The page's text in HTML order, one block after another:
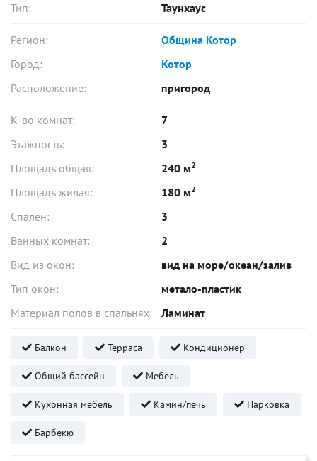
Тип: Таунхаус
Регион:
Община Котор
Город:
Котор
Расположение:
пригород
К-во комнат:
7
Этажность:
3
Площадь общая:
240 м2
Площадь жилая: 180 м2
Спален:
3
Ванных комнат:
2
Вид из окон:
вид на море/океан/залив
Тип окон:
метало-пластик
Материал полов в спальнях:
Ламинат
Балкон Терраса Кондиционер
Общий бассейн Мебель
Кухонная мебель Камин/печь Парковка
Барбекю